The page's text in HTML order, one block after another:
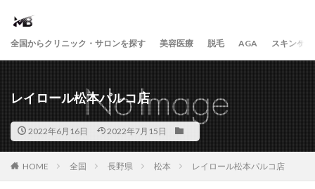
全国からクリニック・サロンを探す 美容医療 脱毛 AGA スキンケア
レイロール松本パルコ店
2022年6月16日 2022年7月15日
HOME 全国 長野県 松本 レイロール松本パルコ店